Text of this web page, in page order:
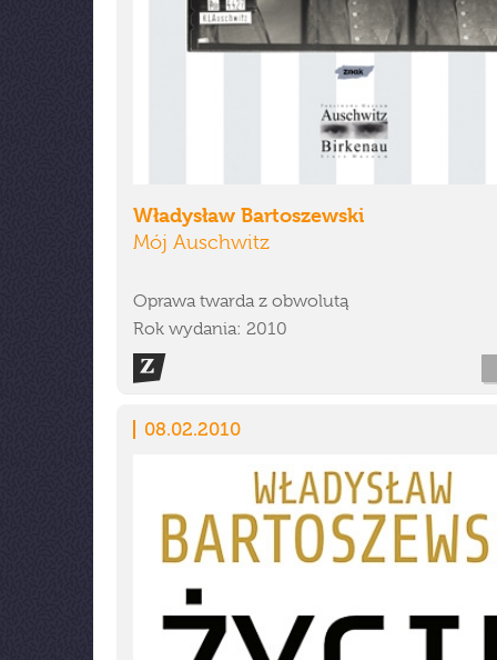
Władysław Bartoszewski
Mój Auschwitz
Oprawa twarda z obwolutą
Rok wydania: 2010
08.02.2010